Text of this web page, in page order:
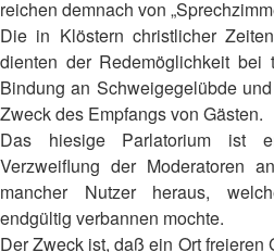
reichen demnach von
Die in Klöstern christlicher
dienten der Redemöglichkeit bei
Bindung an Schweigegelübde
Zweck des Empfangs von Gästen.
Das hiesige Parlatorium ist
Verzweiflung der Moderatoren
mancher Nutzer heraus,
endgültig verbannen mochte.
Der Zweck ist, daß ein Ort freieren